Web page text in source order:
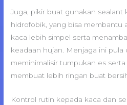
Juga, pikir buat gunakan sealant
hidrofobik, yang bisa membantu
kaca lebih simpel serta
keadaan hujan. Menjaga ini pula
meminimalisir tumpukan es serta
membuat lebih ringan buat
Kontrol rutin kepada kaca dan